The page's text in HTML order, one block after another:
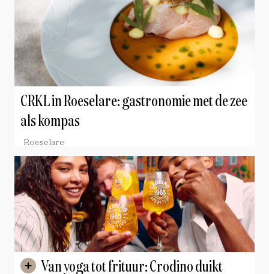
CRKL in Roeselare: gastronomie met de zee
als kompas
Roeselare